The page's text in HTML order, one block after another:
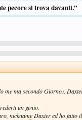
pecore si trova davanti.”
me ma secondo Giorno),
un genio.
nickname Daxter ed ho